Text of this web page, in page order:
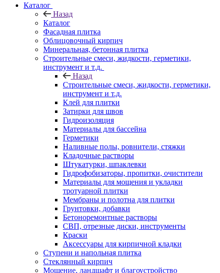
Каталог
Назад
Каталог
Фасадная плитка
Облицовочный кирпич
Минеральная, бетонная плитка
Строительные смеси, жидкости, герметики,
инструмент и т.д.
Назад
Строительные смеси, жидкости, герметики,
инструмент и т.д.
Клей для плитки
Затирки для швов
Гидроизоляция
Материалы для бассейна
Герметики
Наливные полы, ровнители, стяжки
Кладочные растворы
Штукатурки, шпаклевки
Гидрофобизаторы, пропитки, очистители
Материалы для мощения и укладки
тротуарной плитки
Мембраны и полотна для плитки
Грунтовки, добавки
Бетоноремонтные растворы
СВП, отрезные диски, инструменты
Краски
Аксессуары для кирпичной кладки
Ступени и напольная плитка
Cтеклянный кирпич
Мощение, ландшафт и благоустройство